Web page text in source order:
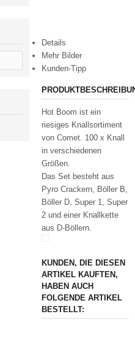
Details
Mehr Bilder
Kunden-Tipp
Hot Boom ist ein
riesiges Knallsortiment
von Comet. 100 x Knall
in verschiedenen
Größen.
Das Set besteht aus
Pyro Crackern, Böller B,
Böller D, Super 1, Super
2 und einer Knallkette
aus D-Böllern.
KUNDEN, DIE DIESEN
ARTIKEL KAUFTEN,
HABEN AUCH
FOLGENDE ARTIKEL
BESTELLT: